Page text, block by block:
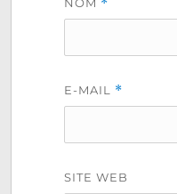
NOM *
E-MAIL *
SITE WEB